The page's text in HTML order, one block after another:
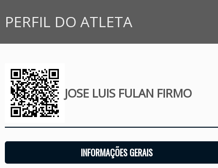
PERFIL DO ATLETA
JOSE LUIS FULAN FIRMO
INFORMAÇÕES GERAIS